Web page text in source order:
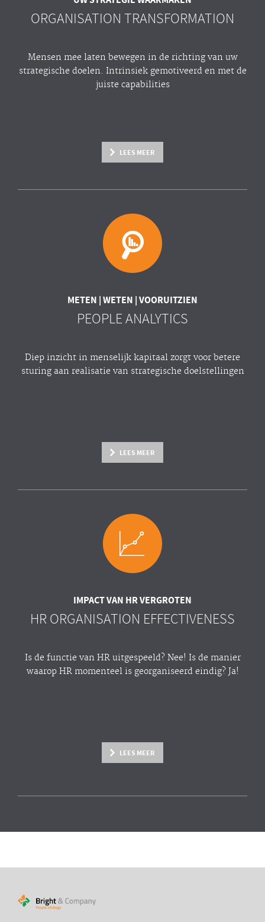
ORGANISATION TRANSFORMATION
Mensen mee laten bewegen in de richting van uw
strategische doelen. Intrinsiek gemotiveerd en met de
juiste capabilities
LEES MEER
METEN | WETEN | VOORUITZIEN
PEOPLE ANALYTICS
Diep inzicht in menselijk kapitaal zorgt voor betere
sturing aan realisatie van strategische doelstellingen
LEES MEER
IMPACT VAN HR VERGROTEN
HR ORGANISATION EFFECTIVENESS
Is de functie van HR uitgespeeld? Nee! Is de manier
waarop HR momenteel is georganiseerd eindig? Ja!
LEES MEER